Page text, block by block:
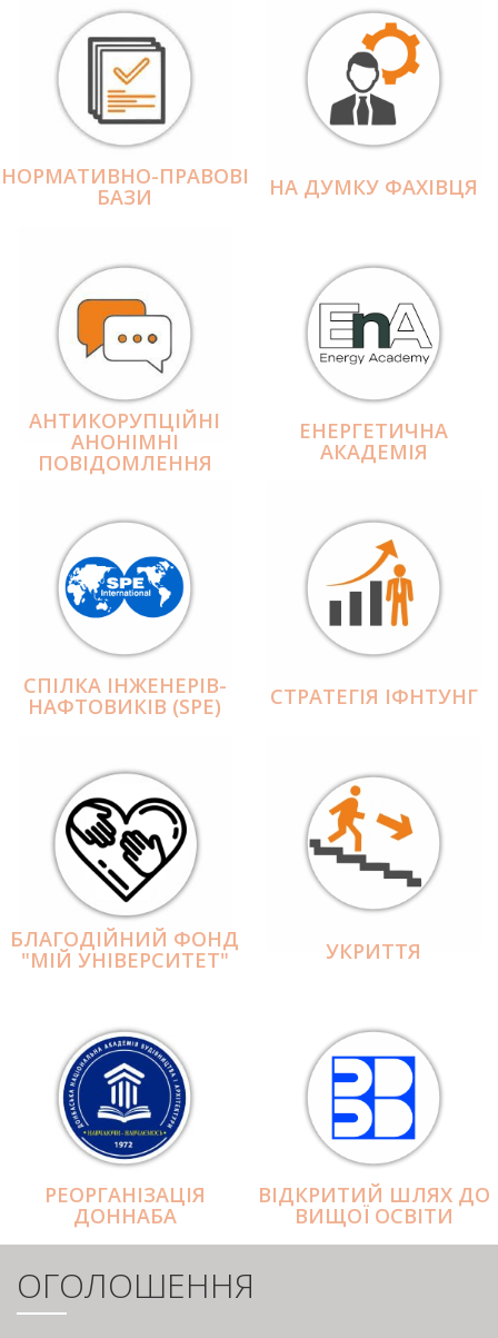
НОРМАТИВНО-ПРАВОВІ
БАЗИ НА ДУМКУ ФАХІВЦЯ
АНТИКОРУПЦІЙНІ
АНОНІМНІ
ПОВІДОМЛЕННЯ
ЕНЕРГЕТИЧНА
АКАДЕМІЯ
СПІЛКА ІНЖЕНЕРІВ-
НАФТОВИКІВ (SPE) СТРАТЕГІЯ ІФНТУНГ
БЛАГОДІЙНИЙ ФОНД
"МІЙ УНІВЕРСИТЕТ" УКРИТТЯ
РЕОРГАНІЗАЦІЯ
ДОННАБА
ВІДКРИТИЙ ШЛЯХ ДО
ВИЩОЇ ОСВІТИ
ОГОЛОШЕННЯ